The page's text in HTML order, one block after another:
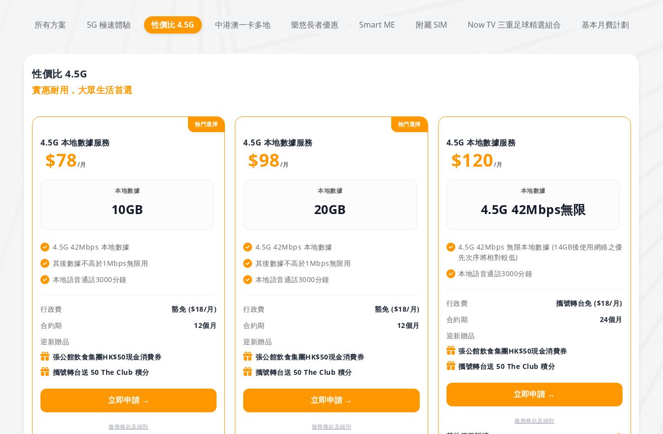
所有方案 5G 極速體驗 性價比 4.5G 中港澳一卡多地 樂悠長者優惠 Smart ME 附屬 SIM Now TV 三重足球精選組合 基本月費計劃
性價比 4.5G
實惠耐用，大眾生活首選
熱門選擇
4.5G 本地數據服務
$78/月
本地數據
10GB
4.5G 42Mbps 本地數據
其後數據不高於1Mbps無限用
本地語音通話3000分鐘
行政費
豁免 ($18/月)
合約期
12個月
迎新贈品
張公館飲食集團HK$50現金消費券
攜號轉台送 50 The Club 積分
立即申請 →
服務條款及細則
熱門選擇
4.5G 本地數據服務
$98/月
本地數據
20GB
4.5G 42Mbps 本地數據
其後數據不高於1Mbps無限用
本地語音通話3000分鐘
行政費
豁免 ($18/月)
合約期
12個月
迎新贈品
張公館飲食集團HK$50現金消費券
攜號轉台送 50 The Club 積分
立即申請 →
服務條款及細則
4.5G 本地數據服務
$120/月
本地數據
4.5G 42Mbps無限
4.5G 42Mbps 無限本地數據 (14GB後使用網絡之優
先次序將相對較低)
本地語音通話3000分鐘
行政費
攜號轉台免 ($18/月)
合約期
24個月
迎新贈品
張公館飲食集團HK$50現金消費券
攜號轉台送 50 The Club 積分
立即申請 →
服務條款及細則